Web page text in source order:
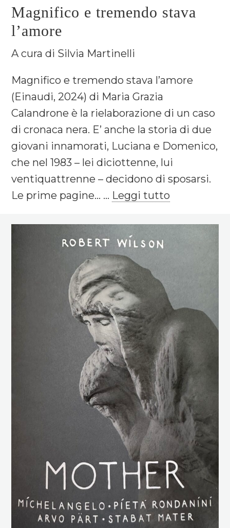
Magnifico e tremendo stava
l’amore
A cura di Silvia Martinelli
Magnifico e tremendo stava l’amore
(Einaudi, 2024) di Maria Grazia
Calandrone è la rielaborazione di un caso
di cronaca nera. E’ anche la storia di due
giovani innamorati, Luciana e Domenico,
che nel 1983 – lei diciottenne, lui
ventiquattrenne – decidono di sposarsi.
Le prime pagine... ... Leggi tutto